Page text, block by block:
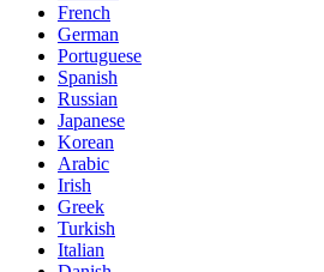
French
German
Portuguese
Spanish
Russian
Japanese
Korean
Arabic
Irish
Greek
Turkish
Italian